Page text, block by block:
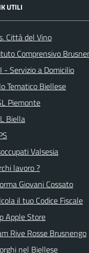
UTILI
Città del Vino
Comprensivo
- Servizio a Domicilio
Tematico Biellese
Piemonte
Biella
Valsesia
lavoro ?
Giovani Cossato
il tuo Codice Fiscale
Apple Store
Rive Rosse Brusnengo
nel Biellese